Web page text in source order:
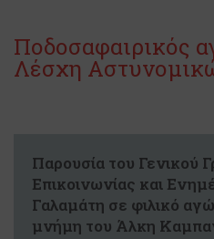
Ποδοσαφαιρικός
Λέσχη
Παρουσία του Γενικού
Επικοινωνίας και
Γαλαμάτη σε φιλικό
μνήμη του Άλκη